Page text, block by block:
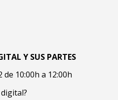
Y SUS PARTES
10:00h a 12:00h